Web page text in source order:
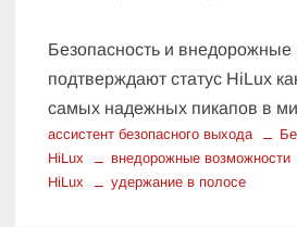
Безопасность и внедорожные
подтверждают статус HiLux
самых надежных пикапов в
ассистент безопасного выхода
HiLux
внедорожные возможности
HiLux
удержание в полосе